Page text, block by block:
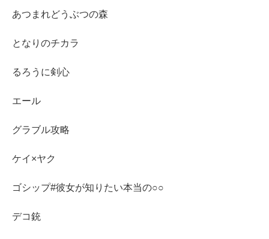
あつまれどうぶつの森
となりのチカラ
るろうに剣心
エール
グラブル攻略
ケイ×ヤク
ゴシップ#彼女が知りたい本当の○○
デコ銃